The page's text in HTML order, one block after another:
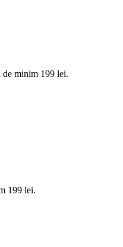
de minim 199 lei.
199 lei.